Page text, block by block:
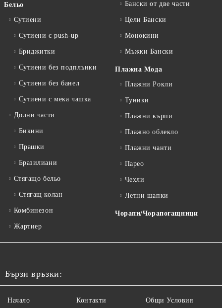
Бельо
Сутиени
Сутиени с push-up
Бриджитки
Сутиени без подплънки
Сутиени без банел
Сутиени с мека чашка
Долни части
Бикини
Прашки
Бразилиани
Стягащо бельо
Стягащ колан
Комбинезон
Жартиер
Бански от две части
Цели Бански
Монокини
Мъжки Бански
Плажна Мода
Плажни Рокли
Туники
Плажни кърпи
Плажно облекло
Плажни чанти
Парео
Чехли
Летни шапки
Чорапи/Чорапогащници
Бързи връзки:
Начало Контакти Общи Условия